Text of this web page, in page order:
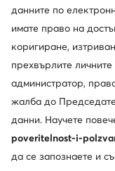
данните по
имате право на
коригиране,
прехвърлите
администратор,
жалба до
данни. Научете
poveritelnost-i-
да се запознаете и